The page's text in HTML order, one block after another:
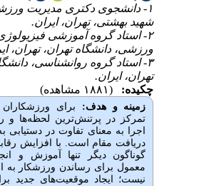
۱- دانشجوی دکتری مدیریت
شهید بهشتی، تهران، ایران.
۲- استاد گروه آموزشی
ورزشی، دانشگاه تهران، تهران،
۳- استاد گروه روانشناسی،
تهران، ایران.
چکیده:
(۱۸۸۱ مشاهده)
زمینه و هدف: برای ورزشکاران
تمرکز در پرتنش‌ترین لحظه‌ها و
اجرا به معنای تفاوت در دستیابی
دریافت مقام است. با افزایش
گوناگون دیگر تنها آموزش و
معمول برای رساندن ورزشکار به
نیست؛ ایجاد موقعیت‌های جدید